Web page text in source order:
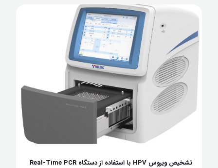
تشخیص ویروس HPV با استفاده از دستگاه Real-Time PCR